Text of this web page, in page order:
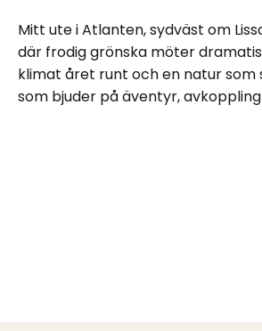
Mitt ute i Atlanten, sydväst om
där frodig grönska möter
klimat året runt och en natur
som bjuder på äventyr,